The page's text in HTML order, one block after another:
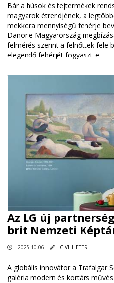
Bár a húsok és tejtermékek
magyarok étrendjének, a
mekkora mennyiségű fehérje
Danone Magyarország
felmérés szerint a felnőttek fele
elegendő fehérjét fogyaszt-e.
Az LG új
brit Nemzeti
2025.10.06 CIVILHETES
A globális innovátor a Trafalgar
galéria modern és kortárs